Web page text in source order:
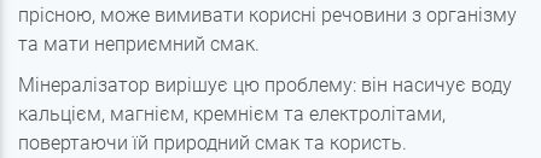
прісною, може вимивати корисні речовини з організму
та мати неприємний смак.
Мінералізатор вирішує цю проблему: він насичує воду
кальцієм, магнієм, кремнієм та електролітами,
повертаючи їй природний смак та користь.